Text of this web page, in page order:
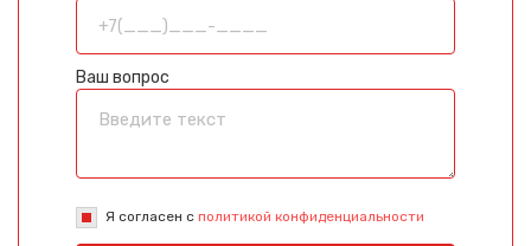
Ваш вопрос
Я согласен с политикой конфиденциальности